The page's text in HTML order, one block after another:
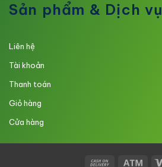
Sản phẩm & Dịch vụ
Liên hệ
Tài khoản
Thanh toán
Giỏ hàng
Cửa hàng